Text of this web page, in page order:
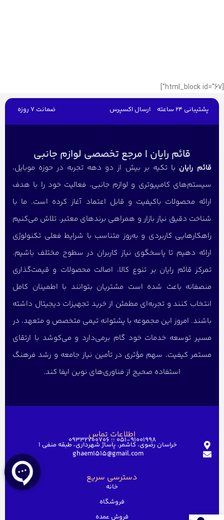
[html_block id="67"]
پشتیبانی 24 ساعته ارسال اکسپرس ضمانت 7 روزه
قائم رایان | مرجع تخصصی لوازم جانبی
قائم رایان با تکیه بر بیش از دو دهه تجربه در حوزه موبایل،
سیستم‌های کامپیوتری و لوازم جانبی، فعالیت خود را با هدف
ارائه محصولات باکیفیت و قابل اعتماد آغاز کرده است. ما با
شناخت دقیق نیاز بازار و همراهی برندهای معتبر، تلاش می‌کنیم
راهکارهایی کاربردی و به‌روز متناسب با شرایط فعلی تکنولوژی
ارائه دهیم تا پاسخگوی نیاز کاربران در سطوح مختلف باشیم.
تمرکز قائم رایان بر تنوع کالا، اصالت محصولات و قیمت‌گذاری
منصفانه باعث شده است مشتریان بتوانند با اطمینان کامل
انتخاب کنند و تجربه‌ای مطمئن از خرید تجهیزات دیجیتال داشته
باشند. امروز این مجموعه با پشتوانه تیمی متخصص و متعهد، در
مسیر توسعه خدمات خود گام برمی‌دارد و می‌کوشد با ارتقای
مستمر کیفیت، سهم مؤثری در تأمین نیاز جامعه و رشد فرهنگ
استفاده صحیح از فناوری‌های نوین ایفا کند.
اطلاعات تماس051-91001998 ؛؛ 09332700706
خراسان رضوی، کاشمر، پاساژ شهرداری، طبقه منفی ۱
ghaem1515@gmail.com
دسترسی سریع
خانه
فروشگاه
فروش عمده